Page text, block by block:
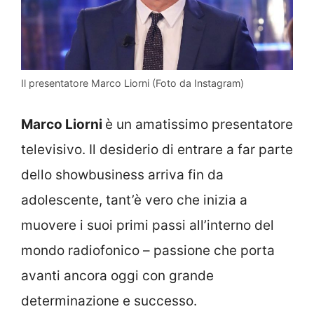
Il presentatore Marco Liorni (Foto da Instagram)
Marco Liorni è un amatissimo presentatore
televisivo. Il desiderio di entrare a far parte
dello showbusiness arriva fin da
adolescente, tant’è vero che inizia a
muovere i suoi primi passi all’interno del
mondo radiofonico – passione che porta
avanti ancora oggi con grande
determinazione e successo.